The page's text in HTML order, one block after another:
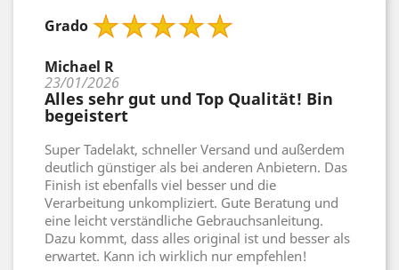
Grado
Michael R
23/01/2026
Alles sehr gut und Top Qualität! Bin
begeistert
Super Tadelakt, schneller Versand und außerdem
deutlich günstiger als bei anderen Anbietern. Das
Finish ist ebenfalls viel besser und die
Verarbeitung unkompliziert. Gute Beratung und
eine leicht verständliche Gebrauchsanleitung.
Dazu kommt, dass alles original ist und besser als
erwartet. Kann ich wirklich nur empfehlen!